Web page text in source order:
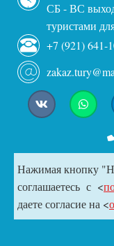
СБ - ВС
туристами
+7 (921) 641-
Нажимая кнопку
соглашаетесь с <
даете согласие на <